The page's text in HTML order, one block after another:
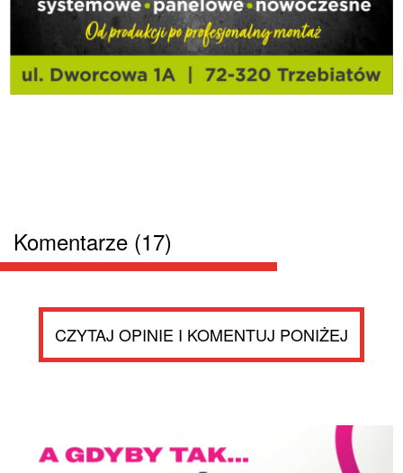
Komentarze (17)
CZYTAJ OPINIE I KOMENTUJ PONIŻEJ